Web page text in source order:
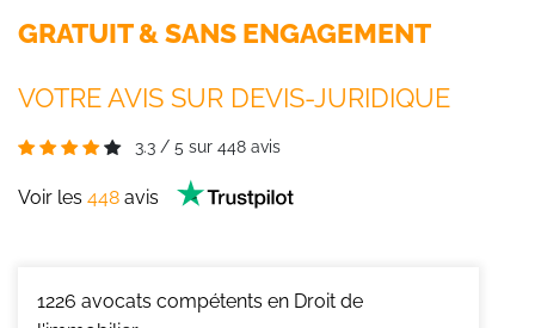
GRATUIT & SANS ENGAGEMENT
VOTRE AVIS SUR DEVIS-JURIDIQUE
3.3 / 5 sur 448 avis
Voir les 448 avis
1226 avocats compétents en Droit de